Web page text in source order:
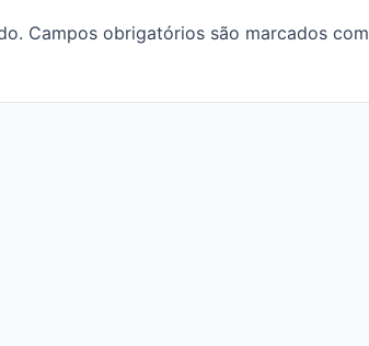
Campos obrigatórios são marcados com